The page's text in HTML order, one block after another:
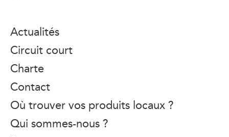
Actualités
Circuit court
Charte
Contact
Où trouver vos produits locaux ?
Qui sommes-nous ?